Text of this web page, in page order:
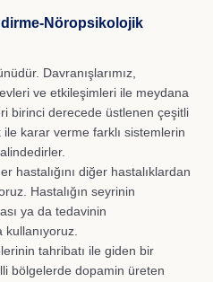
Nöropsikolojik
Davranışlarımız,
ve etkileşimleri ile meydana
birinci derecede üstlenen çeşitli
karar verme farklı sistemlerin
hastalığını diğer hastalıklardan
Hastalığın seyrinin
ya da tedavinin
tahribatı ile giden bir
bölgelerde dopamin üreten